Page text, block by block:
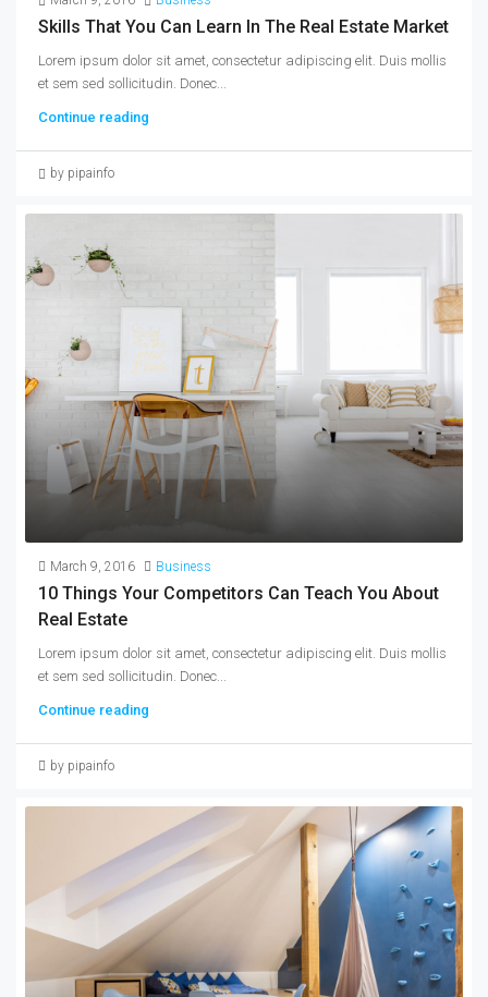
Skills That You Can Learn In The Real Estate Market
Lorem ipsum dolor sit amet, consectetur adipiscing elit. Duis mollis
et sem sed sollicitudin. Donec...
Continue reading
by pipainfo
March 9, 2016 Business
10 Things Your Competitors Can Teach You About
Real Estate
Lorem ipsum dolor sit amet, consectetur adipiscing elit. Duis mollis
et sem sed sollicitudin. Donec...
Continue reading
by pipainfo